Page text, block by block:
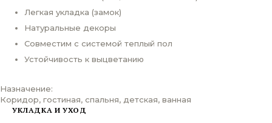
Легкая укладка (замок)
Натуральные декоры
Совместим с системой теплый пол
Устойчивость к выцветанию
Назначение:
Коридор, гостиная, спальня, детская, ванная
УКЛАДКА И УХОД